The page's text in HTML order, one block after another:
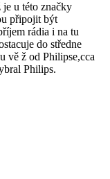
u této značky
připojit být
rádia i na tu
do středne
vě ž od Philipse,cca
Philips.